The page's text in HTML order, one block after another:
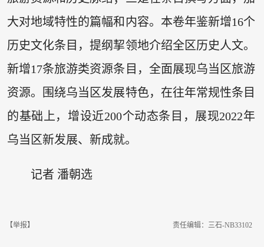
大对地域特性的篇幅和内容。本卷年鉴新增16个
历史文化条目，提纲挈领地介绍全区历史人文。
新增17条旅游类资源条目，全面展现乌当区旅游
资源。围绕乌当区发展特色，在往年常规性条目
的基础上，增设近200个动态条目，展现2022年
乌当区新发展、新成就。
记者 潘朝选
【举报】 责任编辑：三石-NB33102